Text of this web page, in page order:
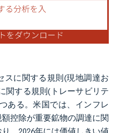
スに関する規則(現地調達お
関する規則(トレーサビリテ
ある。米国では、インフレ
控除が重要鉱物の調達に関